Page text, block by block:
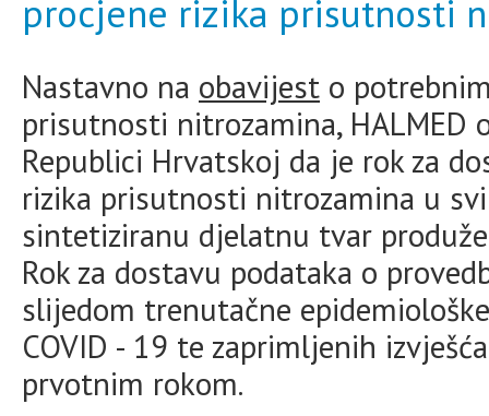
procjene rizika prisutnosti
Nastavno na obavijest o
prisutnosti nitrozamina, HALMED
Republici Hrvatskoj da je rok za
rizika prisutnosti nitrozamina u
sintetiziranu djelatnu tvar
Rok za dostavu podataka o
slijedom trenutačne
COVID - 19 te zaprimljenih
prvotnim rokom.